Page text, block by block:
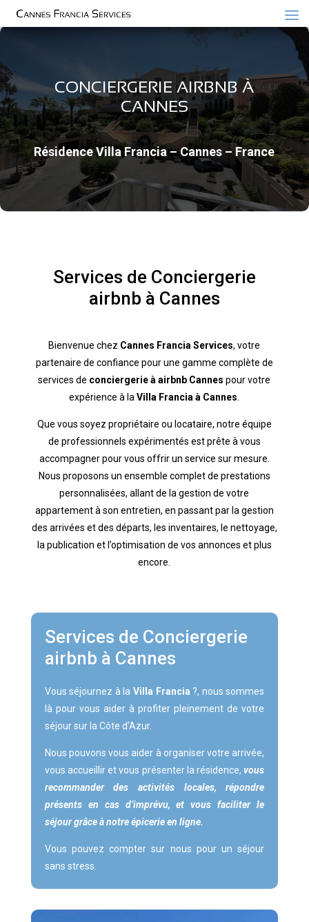
CONCIERGERIE AIRBNB À
CANNES
Résidence Villa Francia – Cannes – France
Services de Conciergerie
airbnb à Cannes
Bienvenue chez Cannes Francia Services, votre
partenaire de confiance pour une gamme complète de
services de conciergerie à airbnb Cannes pour votre
expérience à laVilla Francia à Cannes
Que vous soyez propriétaire ou locataire, notre équipe
de professionnels expérimentés est prête à vous
accompagner pour vous offrir un service sur mesure.
Nous proposons un ensemble complet de prestations
personnalisées, allant de la gestion de votre
appartement à son entretien, en passant par la gestion
des arrivées et des départs, les inventaires, le nettoyage,
la publication et l’optimisation de vos annonces et plus
encore.
Services de Conciergerie
airbnb à Cannes
Vous séjournez à la Villa Francia ?, nous sommes
là pour vous aider à profiter pleinement de votre
séjour sur la Côte d’Azur.
Nous pouvons vous aider à organiser votre arrivée,
vous accueillir et vous présenter la résidence,vous
recommander des activités locales, répondre
présents en cas d’imprévu, et vous faciliter le
séjour grâce à notre épicerie en ligne.
Vous pouvez compter sur nous pour un séjour
sans stress.